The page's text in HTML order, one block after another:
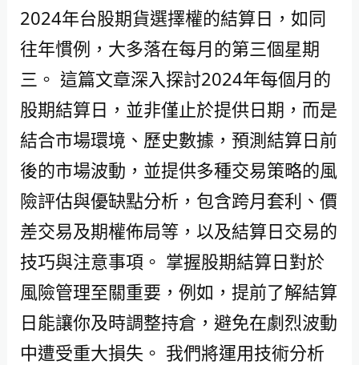
2024年台股期貨選擇權的結算日，如同
往年慣例，大多落在每月的第三個星期
三。 這篇文章深入探討2024年每個月的
股期結算日，並非僅止於提供日期，而是
結合市場環境、歷史數據，預測結算日前
後的市場波動，並提供多種交易策略的風
險評估與優缺點分析，包含跨月套利、價
差交易及期權佈局等，以及結算日交易的
技巧與注意事項。 掌握股期結算日對於
風險管理至關重要，例如，提前了解結算
日能讓你及時調整持倉，避免在劇烈波動
中遭受重大損失。 我們將運用技術分析